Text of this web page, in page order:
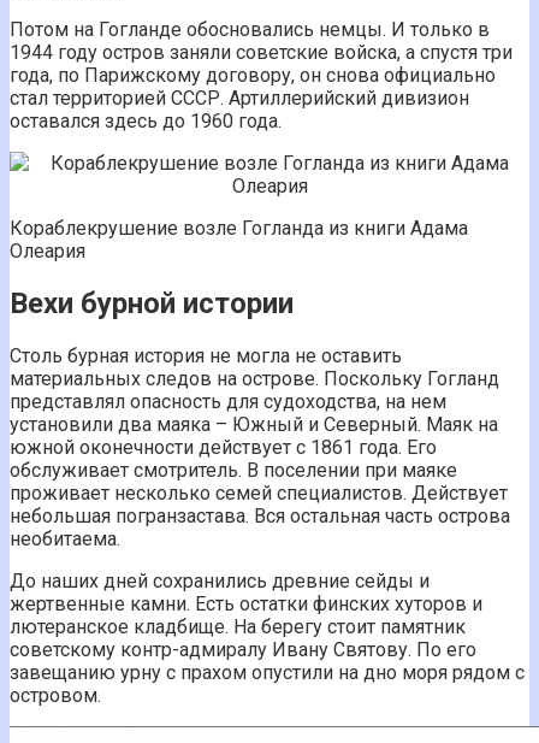
Потом на Гогланде обосновались немцы. И только в
1944 году остров заняли советские войска, а спустя три
года, по Парижскому договору, он снова официально
стал территорией СССР. Артиллерийский дивизион
оставался здесь до 1960 года.
Кораблекрушение возле Гогланда из книги Адама
Олеария
Вехи бурной истории
Столь бурная история не могла не оставить
материальных следов на острове. Поскольку Гогланд
представлял опасность для судоходства, на нем
установили два маяка – Южный и Северный. Маяк на
южной оконечности действует с 1861 года. Его
обслуживает смотритель. В поселении при маяке
проживает несколько семей специалистов. Действует
небольшая погранзастава. Вся остальная часть острова
необитаема.
До наших дней сохранились древние сейды и
жертвенные камни. Есть остатки финских хуторов и
лютеранское кладбище. На берегу стоит памятник
советскому контр-адмиралу Ивану Святову. По его
завещанию урну с прахом опустили на дно моря рядом с
островом.